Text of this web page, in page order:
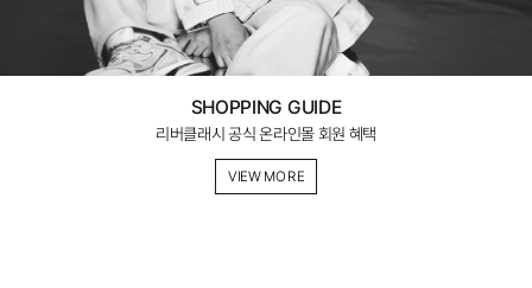
SHOPPING GUIDE
리버클래시 공식 온라인몰 회원 혜택
VIEW MORE